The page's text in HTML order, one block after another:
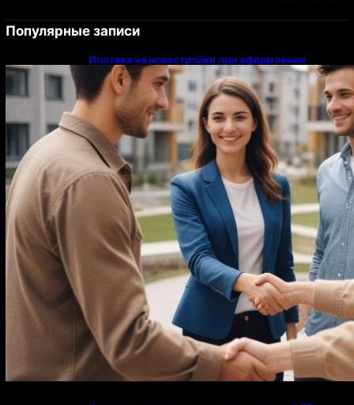
Популярные записи
Ипотека на новостройки при оформлении
напрямую у застройщика